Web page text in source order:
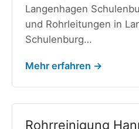
Langenhagen
und Rohrleitungen in
Schulenburg…
Mehr erfahren →
Rohrreinigung